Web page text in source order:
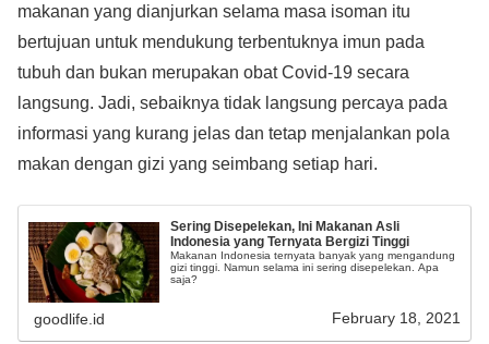
makanan yang dianjurkan selama masa isoman itu
bertujuan untuk mendukung terbentuknya imun pada
tubuh dan bukan merupakan obat Covid-19 secara
langsung. Jadi, sebaiknya tidak langsung percaya pada
informasi yang kurang jelas dan tetap menjalankan pola
makan dengan gizi yang seimbang setiap hari.
Sering Disepelekan, Ini Makanan Asli
Indonesia yang Ternyata Bergizi Tinggi
Makanan Indonesia ternyata banyak yang mengandung
gizi tinggi. Namun selama ini sering disepelekan. Apa
saja?
goodlife.id February 18, 2021